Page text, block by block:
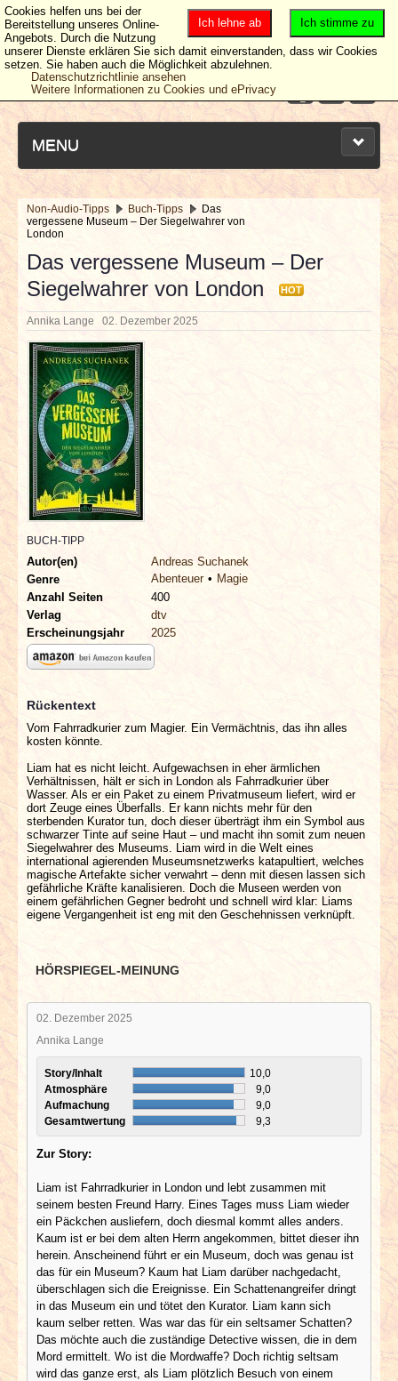
MENU
NEUESTE ARTIKEL
NEWS & DATES
BERICHTE
VERLOSUNGEN
INTERVIEWS
SPECIALS
REDAKTION
LINKS
ARCHIV
Non-Audio-Tipps Buch-Tipps
Das
vergessene Museum – Der Siegelwahrer von
London
Das vergessene Museum – Der
Siegelwahrer von London
HOT
Annika Lange 02. Dezember 2025
BUCH-TIPP
Autor(en)
Andreas Suchanek
Genre
Abenteuer
Magie
Anzahl Seiten
400
Verlag
dtv
Erscheinungsjahr
2025
Rückentext
Vom Fahrradkurier zum Magier. Ein Vermächtnis, das ihn alles
kosten könnte.
Liam hat es nicht leicht. Aufgewachsen in eher ärmlichen
Verhältnissen, hält er sich in London als Fahrradkurier über
Wasser. Als er ein Paket zu einem Privatmuseum liefert, wird er
dort Zeuge eines Überfalls. Er kann nichts mehr für den
sterbenden Kurator tun, doch dieser überträgt ihm ein Symbol aus
schwarzer Tinte auf seine Haut – und macht ihn somit zum neuen
Siegelwahrer des Museums. Liam wird in die Welt eines
international agierenden Museumsnetzwerks katapultiert, welches
magische Artefakte sicher verwahrt – denn mit diesen lassen sich
gefährliche Kräfte kanalisieren. Doch die Museen werden von
einem gefährlichen Gegner bedroht und schnell wird klar: Liams
eigene Vergangenheit ist eng mit den Geschehnissen verknüpft.
HÖRSPIEGEL-MEINUNG
02. Dezember 2025
Annika Lange
Story/Inhalt
10,0
Atmosphäre
9,0
Aufmachung
9,0
Gesamtwertung
9,3
Zur Story:
Liam ist Fahrradkurier in London und lebt zusammen mit
seinem besten Freund Harry. Eines Tages muss Liam wieder
ein Päckchen ausliefern, doch diesmal kommt alles anders.
Kaum ist er bei dem alten Herrn angekommen, bittet dieser ihn
herein. Anscheinend führt er ein Museum, doch was genau ist
das für ein Museum? Kaum hat Liam darüber nachgedacht,
überschlagen sich die Ereignisse. Ein Schattenangreifer dringt
in das Museum ein und tötet den Kurator. Liam kann sich
kaum selber retten. Was war das für ein seltsamer Schatten?
Das möchte auch die zuständige Detective wissen, die in dem
Mord ermittelt. Wo ist die Mordwaffe? Doch richtig seltsam
wird das ganze erst, als Liam plötzlich Besuch von einem
Ich stimme zu
Ich lehne ab
Cookies helfen uns bei der
Bereitstellung unseres Online-
Angebots. Durch die Nutzung
unserer Dienste erklären Sie sich damit einverstanden, dass wir Cookies
setzen. Sie haben auch die Möglichkeit abzulehnen.
Datenschutzrichtlinie ansehen
Weitere Informationen zu Cookies und ePrivacy